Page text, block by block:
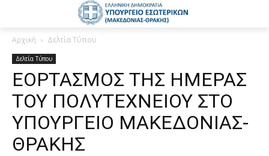
Αρχική Δελτία Τύπου
Δελτία Τύπου
ΕΟΡΤΑΣΜΟΣ ΤΗΣ ΗΜΕΡΑΣ
ΤΟΥ ΠΟΛΥΤΕΧΝΕΙΟΥ ΣΤΟ
ΥΠΟΥΡΓΕΙΟ ΜΑΚΕΔΟΝΙΑΣ-
ΘΡΑΚΗΣ